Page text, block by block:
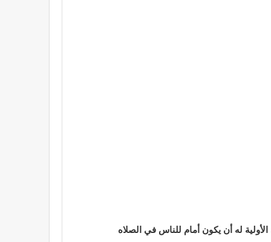
له أن يكون أمام للناس في الصلاه